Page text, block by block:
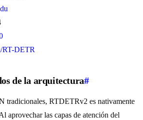
RT-DETR
de la arquitectura#
tradicionales, RTDETRv2 es nativamente
aprovechar las capas de atención del